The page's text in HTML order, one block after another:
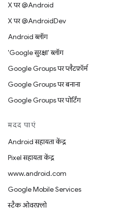
X पर @Android
X पर @AndroidDev
Android ब्लॉग
'Google सुरक्षा' ब्लॉग
Google Groups पर प्लैटफ़ॉर्म
Google Groups पर बनाना
Google Groups पर पोर्टिंग
मदद पाएं
Android सहायता केंद्र
Pixel सहायता केंद्र
www.android.com
Google Mobile Services
स्टैक ओवरफ़्लो